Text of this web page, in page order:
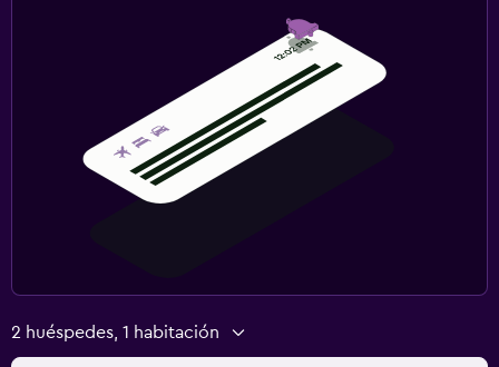
2 huéspedes, 1 habitación